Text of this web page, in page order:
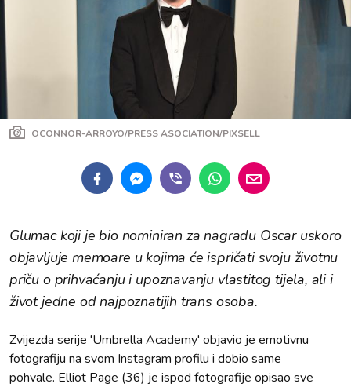
OCONNOR-ARROYO/PRESS ASOCIATION/PIXSELL
Glumac koji je bio nominiran za nagradu Oscar uskoro
objavljuje memoare u kojima će ispričati svoju životnu
priču o prihvaćanju i upoznavanju vlastitog tijela, ali i
život jedne od najpoznatijih trans osoba.
Zvijezda serije 'Umbrella Academy' objavio je emotivnu
fotografiju na svom Instagram profilu i dobio same
pohvale. Elliot Page (36) je ispod fotografije opisao sve